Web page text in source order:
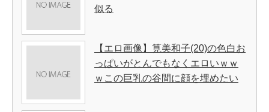
似る
【エロ画像】筧美和子(20)の色白お
っぱいがとんでもなくエロいｗｗ
ｗこの巨乳の谷間に顔を埋めたい